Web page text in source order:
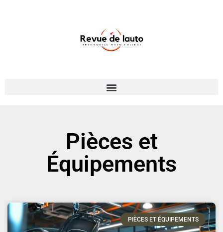
Pièces et
Équipements
PIÈCES ET ÉQUIPEMENTS